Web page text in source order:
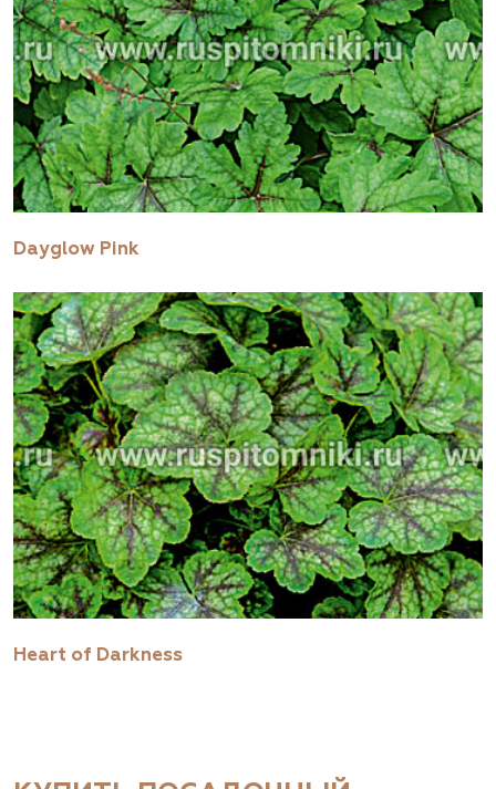
Dayglow Pink
Heart of Darkness